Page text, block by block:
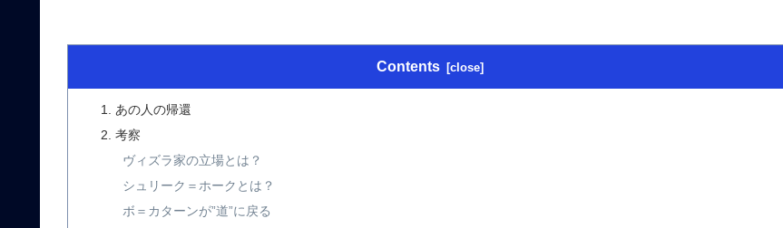
Contents
あの人の帰還
考察
ヴィズラ家の立場とは？
シュリーク＝ホークとは？
ボ＝カターンが”道”に戻る